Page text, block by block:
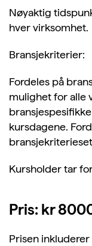
Nøyaktig
hver virksomhet.
Bransjekriterier:
Fordeles på
mulighet for alle
kursdagene.
Kursholder tar
Pris: kr
Prisen